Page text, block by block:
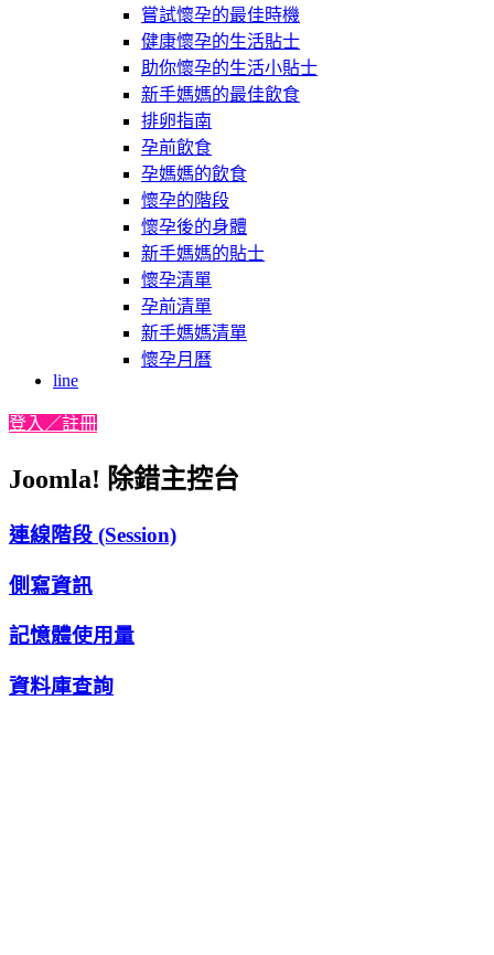
嘗試懷孕的最佳時機
健康懷孕的生活貼士
助你懷孕的生活小貼士
新手媽媽的最佳飲食
排卵指南
孕前飲食
孕媽媽的飲食
懷孕的階段
懷孕後的身體
新手媽媽的貼士
懷孕清單
孕前清單
新手媽媽清單
懷孕月曆
line
登入／註冊
Joomla! 除錯主控台
連線階段 (Session)
側寫資訊
記憶體使用量
資料庫查詢